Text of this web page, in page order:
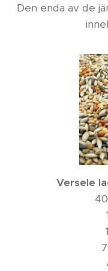
Den enda av de
Versele